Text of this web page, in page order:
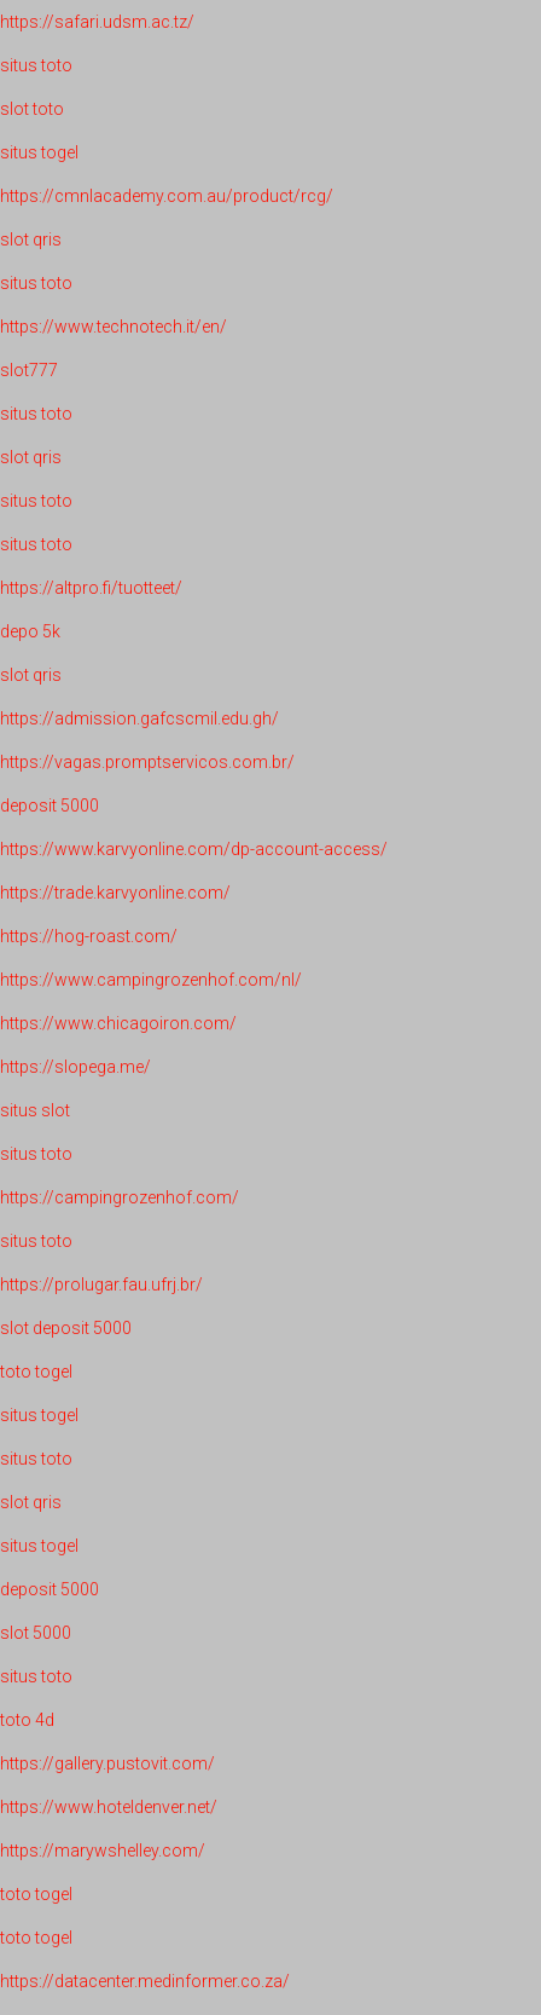
https://safari.udsm.ac.tz/
situs toto
slot toto
situs togel
https://cmnlacademy.com.au/product/rcg/
slot qris
situs toto
https://www.technotech.it/en/
slot777
situs toto
slot qris
situs toto
situs toto
https://altpro.fi/tuotteet/
depo 5k
slot qris
https://admission.gafcscmil.edu.gh/
https://vagas.promptservicos.com.br/
deposit 5000
https://www.karvyonline.com/dp-account-access/
https://trade.karvyonline.com/
https://hog-roast.com/
https://www.campingrozenhof.com/nl/
https://www.chicagoiron.com/
https://slopega.me/
situs slot
situs toto
https://campingrozenhof.com/
situs toto
https://prolugar.fau.ufrj.br/
slot deposit 5000
toto togel
situs togel
situs toto
slot qris
situs togel
deposit 5000
slot 5000
situs toto
toto 4d
https://gallery.pustovit.com/
https://www.hoteldenver.net/
https://marywshelley.com/
toto togel
toto togel
https://datacenter.medinformer.co.za/